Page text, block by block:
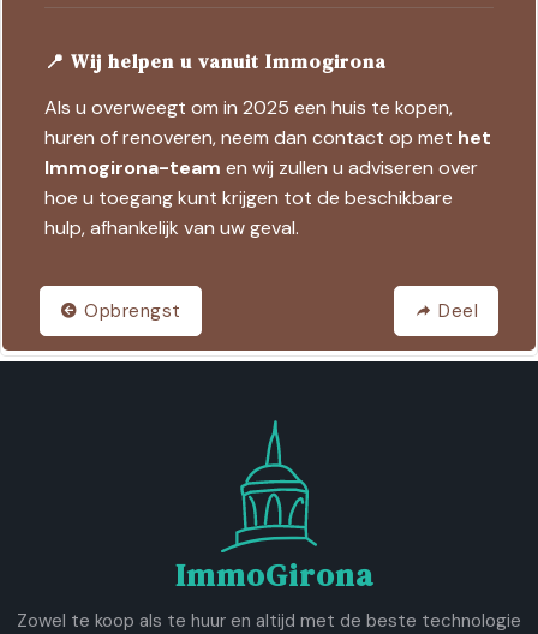
📍 Wij helpen u vanuit Immogirona
Als u overweegt om in 2025 een huis te kopen,
huren of renoveren, neem dan contact op met het
Immogirona-team en wij zullen u adviseren over
hoe u toegang kunt krijgen tot de beschikbare
hulp, afhankelijk van uw geval.
Opbrengst Deel
ImmoGirona
Zowel te koop als te huur en altijd met de beste technologie